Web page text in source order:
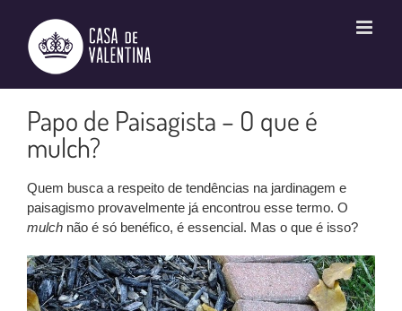
conteúdo
Papo de Paisagista – O que é
mulch?
Quem busca a respeito de tendências na jardinagem e
paisagismo provavelmente já encontrou esse termo. O
mulch não é só benéfico, é essencial. Mas o que é isso?